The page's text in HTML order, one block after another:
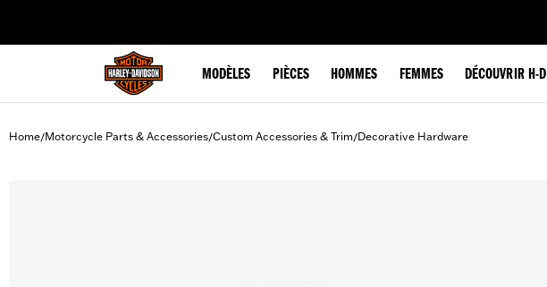
MODÈLES PIÈCES HOMMES FEMMES DÉCOUVRIR H-D
Home/Motorcycle Parts & Accessories/Custom Accessories & Trim/Decorative Hardware